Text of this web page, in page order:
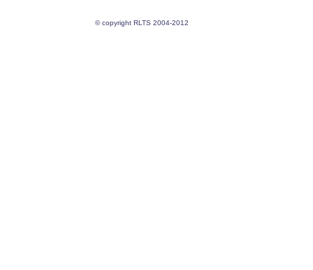
©copyright RLTS 2004-2012